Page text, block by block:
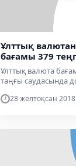
Ұлттық
бағамы 379
Ұлттық валюта
таңғы саудасында
28 желтоқсан 2018